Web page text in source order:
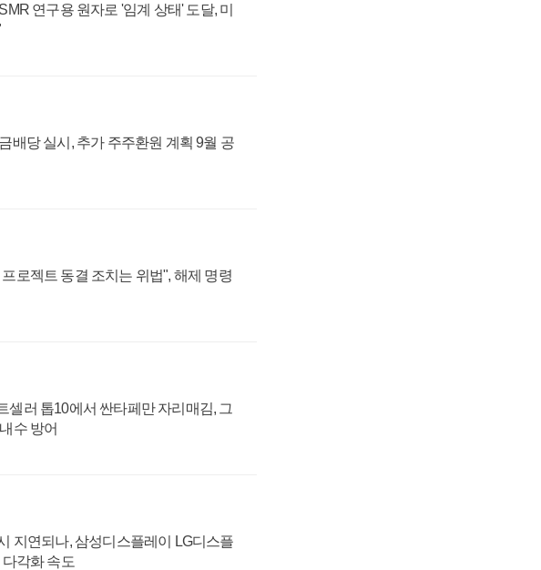
연구용 원자로 '임계 상태' 도달, 미
배당 실시, 추가 주주환원 계획 9월 공
로젝트 동결 조치는 위법", 해제 명령
셀러 톱10에서 싼타페만 자리매김, 그
수 방어
지연되나, 삼성디스플레이 LG디스플
각화 속도